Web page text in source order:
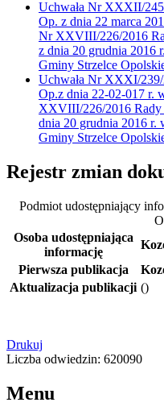
Uchwała Nr XXXII/
Op. z dnia 22 marca
Nr XXVIII/226/2016
z dnia 20 grudnia 2016
Gminy Strzelce
Uchwała Nr XXXI/
Op.z dnia 22-02-017 r.
XXVIII/226/2016 Rady
dnia 20 grudnia 2016 r.
Gminy Strzelce
Rejestr zmian
Podmiot udostępniający
Osoba udostępniająca
informację
Pierwsza publikacja
Aktualizacja publikacji ()
Drukuj
Liczba odwiedzin: 620090
Menu